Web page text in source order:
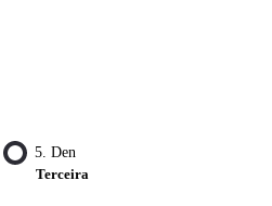
5. Den
Terceira